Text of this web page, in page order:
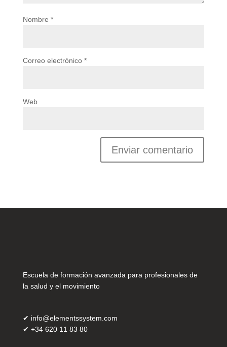
Nombre *
Correo electrónico *
Web
Escuela de formación avanzada para profesionales de
la salud y el movimiento
✔ info@elementssystem.com
✔ +34 620 11 83 80